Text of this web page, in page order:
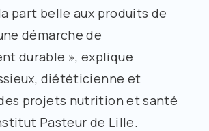
part belle aux produits de
démarche de
durable », explique
diététicienne et
projets nutrition et santé
Pasteur de Lille.